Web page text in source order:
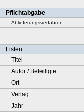
Pflichtabgabe
Ablieferungsverfahren
Listen
Titel
Autor / Beteiligte
Ort
Verlag
Jahr